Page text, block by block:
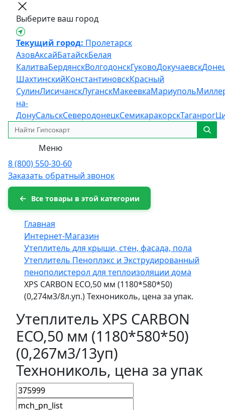
Выберите ваш город
Текущий город: Пролетарск
АзовАксайБатайскБелая
КалитваБердянскВолгодонскГуковоДокучаевск
ШахтинскийКонстантиновскКрасный
СулинЛисичанскЛуганскМакеевкаМариуполь
на-
ДонуСальскСеверодонецкСемикаракорскТаганрог
Меню
8 (800) 550-30-60
Заказать обратный звонок
Все товары в этой категории
Главная
Интернет-Магазин
Утеплитель для крыши, стен, фасада, пола
Утеплитель Пеноплэкс и Экструдированный
пенополистерол для теплоизоляции дома
XPS CARBON ECO,50 мм (1180*580*50)
(0,274м3/8л.уп.) Технониколь, цена за упак.
Утеплитель XPS CARBON
ECO,50 мм (1180*580*50)
(0,267м3/13уп)
Технониколь, цена за упак